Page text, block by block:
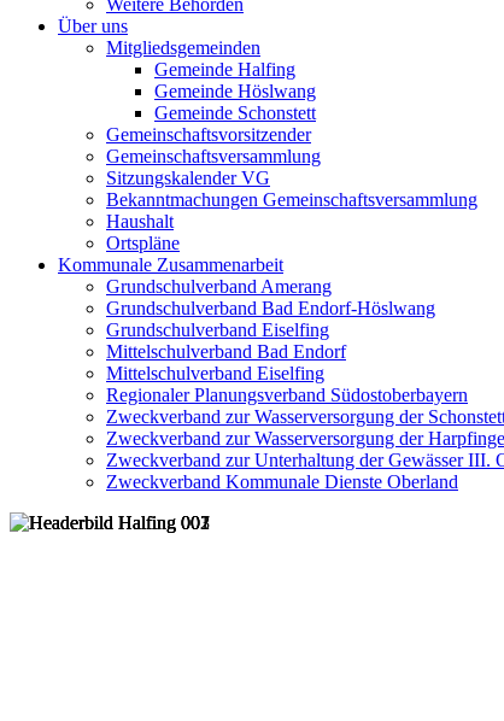
Weitere Behörden
Über uns
Mitgliedsgemeinden
Gemeinde Halfing
Gemeinde Höslwang
Gemeinde Schonstett
Gemeinschaftsvorsitzender
Gemeinschaftsversammlung
Sitzungskalender VG
Bekanntmachungen Gemeinschaftsversammlung
Haushalt
Ortspläne
Kommunale Zusammenarbeit
Grundschulverband Amerang
Grundschulverband Bad Endorf-Höslwang
Grundschulverband Eiselfing
Mittelschulverband Bad Endorf
Mittelschulverband Eiselfing
Regionaler Planungsverband Südostoberbayern
Zweckverband zur Wasserversorgung der
Zweckverband zur Wasserversorgung der
Zweckverband zur Unterhaltung der Gewässer III.
Zweckverband Kommunale Dienste Oberland